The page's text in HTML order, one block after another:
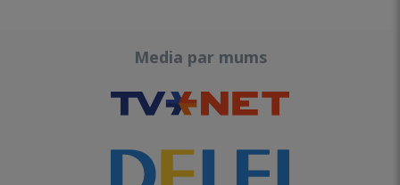
Media par mums